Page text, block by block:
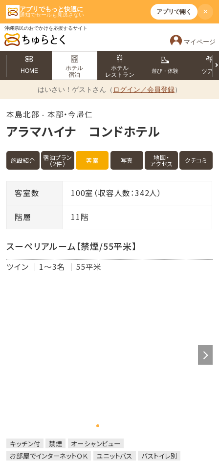
アプリでもっと快適に
通知でセールも見逃さない アプリで開く ×
沖縄県民のおでかけを応援するサイト
マイページ
HOME
ホテル
宿泊
ホテル
レストラン
遊び・体験 ツアー
はいさい！ ゲストさん（ ログイン／会員登録）
本島北部 - 本部・今帰仁
アラマハイナ コンドホテル
施設紹介 宿泊プラン
（2件） 客室 写真 地図・
アクセス クチコミ
客室数 100室（収容人数：342人）
階層 11階
スーペリアルーム【禁煙/55平米】
ツイン 1～3名 55平米
キッチン付 禁煙
オーシャンビュー
お部屋でインターネットＯＫ
ユニットバス
バストイレ別